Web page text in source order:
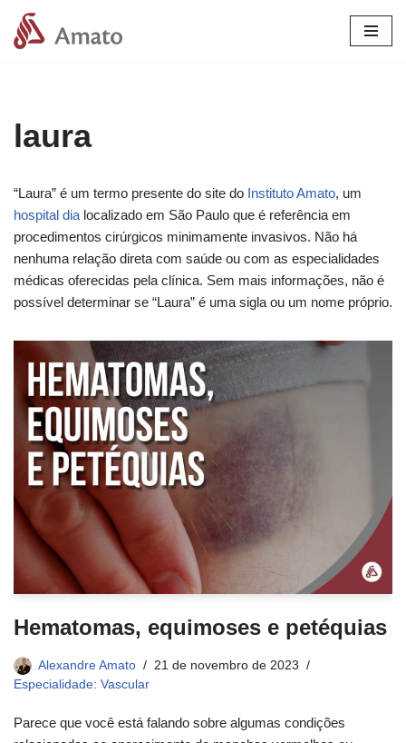
Pular
laura
“Laura” é um termo presente do site do Instituto Amato, um
hospital dia localizado em São Paulo que é referência em
procedimentos cirúrgicos minimamente invasivos. Não há
nenhuma relação direta com saúde ou com as especialidades
médicas oferecidas pela clínica. Sem mais informações, não é
possível determinar se “Laura” é uma sigla ou um nome próprio.
Hematomas, equimoses e petéquias
Alexandre Amato
21 de novembro de 2023
Especialidade: Vascular
Parece que você está falando sobre algumas condições